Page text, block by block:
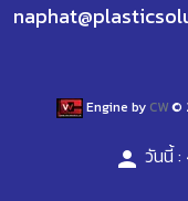
Engine by CW©
person วันนี้ :